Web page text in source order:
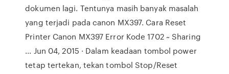
dokumen lagi. Tentunya masih banyak masalah
yang terjadi pada canon MX397. Cara Reset
Printer Canon MX397 Error Kode 1702 ~ Sharing
... Jun 04, 2015 · Dalam keadaan tombol power
tetap tertekan, tekan tombol Stop/Reset